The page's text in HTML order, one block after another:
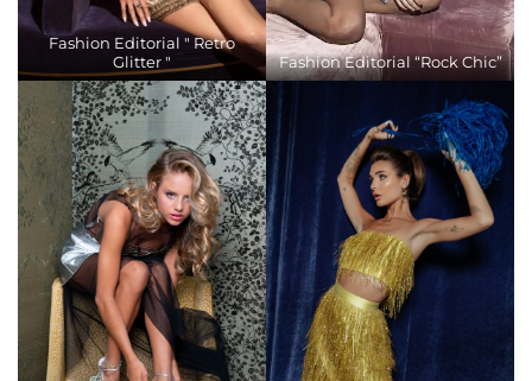
Fashion Editorial " Retro
Glitter "
Fashion Editorial “Rock Chic”